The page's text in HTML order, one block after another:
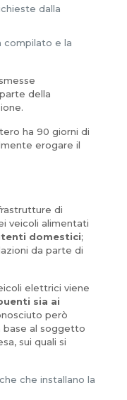
dalla
compilato e la
della
ha 90 giorni di
erogare il
di
veicoli alimentati
domestici;
da parte di
elettrici viene
sia ai
però
base al soggetto
sui quali si
che installano la